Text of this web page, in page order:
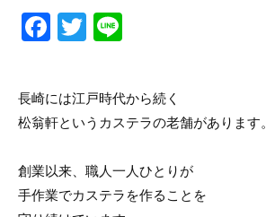
F
a
c
e
b
o
o
T
w
itt
er
e
長崎には江戸時代から続く
松翁軒というカステラの老舗があります。
創業以来、職人一人ひとりが
手作業でカステラを作ることを